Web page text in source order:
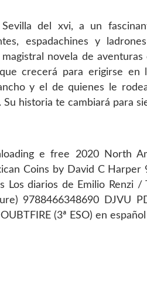
del xvi, a un
espadachines y
novela de
crecerá para erigirse en
y el de quienes le
historia te cambiará para
e free 2020 North
Coins by David C
Los diarios de Emilio Renzi
9788466348690 DJVU
(3ª ESO) en